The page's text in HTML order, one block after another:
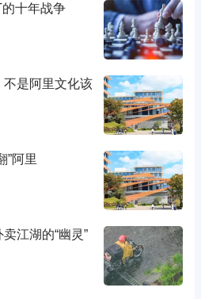
十年战争
不是阿里文化该
”阿里
江湖的“幽灵”